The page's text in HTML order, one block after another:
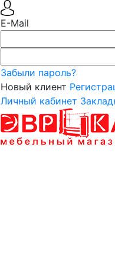
E-Mail
Забыли пароль?
Новый клиент
Личный кабинет